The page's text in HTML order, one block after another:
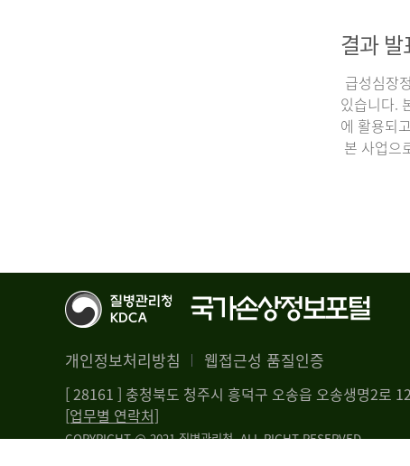
결과
급성심장
있습니다.
에 활용되
본 사업으
개인정보처리방침 웹접근성 품질인증
[ 28161 ] 충청북도 청주시 흥덕구 오송읍 오송생명2로
[업무별 연락처]
COPYRIGHT @ 2021 질병관리청. ALL RIGHT RESERVED